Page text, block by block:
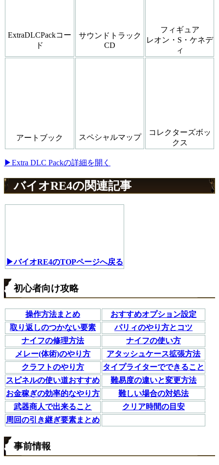
ExtraDLCPackコー
ド
サウンドトラック
CD
フィギュア
レオン・S・ケネデ
ィ
アートブック スペシャルマップ
コレクターズボッ
クス
▶Extra DLC Packの詳細を開く
バイオRE4の関連記事
▶バイオRE4のTOPページへ戻る
初心者向け攻略
操作方法まとめ
おすすめオプション設定
取り返しのつかない要素
パリィのやり方とコツ
ナイフの修理方法
ナイフの使い方
メレー(体術)のやり方
アタッシュケース拡張方法
クラフトのやり方
タイプライターでできること
スピネルの使い道おすすめ
難易度の違いと変更方法
お金稼ぎの効率的なやり方
難しい場合の対処法
武器商人で出来ること
クリア時間の目安
周回の引き継ぎ要素まとめ
事前情報